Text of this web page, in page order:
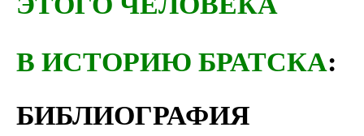
В ИСТОРИЮ БРАТСКА:
БИБЛИОГРАФИЯ